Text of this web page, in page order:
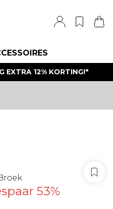
EXTRA 12% KORTING!*
53%